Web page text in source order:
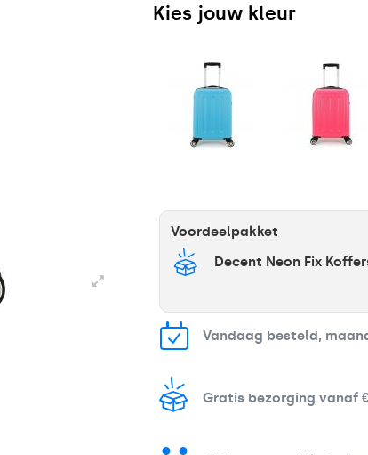
Kies jouw kleur
Voordeelpakket
Decent Neon Fix
Vandaag besteld,
Gratis bezorging vanaf